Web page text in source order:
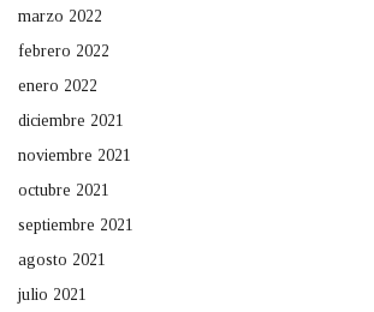
marzo 2022
febrero 2022
enero 2022
diciembre 2021
noviembre 2021
octubre 2021
septiembre 2021
agosto 2021
julio 2021